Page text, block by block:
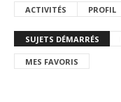
ACTIVITÉS PROFIL
SUJETS DÉMARRÉS
MES FAVORIS